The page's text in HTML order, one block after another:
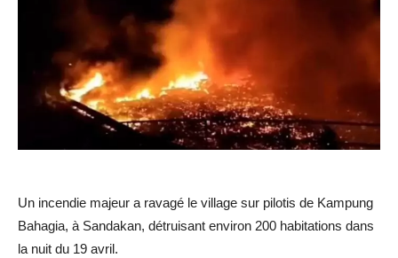
Un incendie majeur a ravagé le village sur pilotis de Kampung
Bahagia, à Sandakan, détruisant environ 200 habitations dans
la nuit du 19 avril.